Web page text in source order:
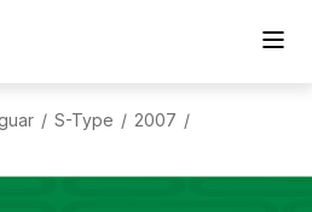
/ S-Type / 2007 /